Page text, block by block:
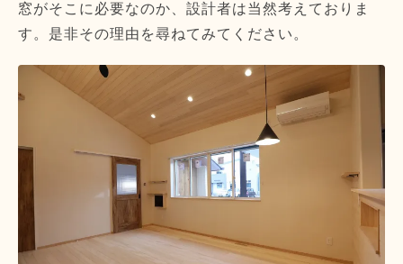
窓がそこに必要なのか、設計者は当然考えておりま
す。是非その理由を尋ねてみてください。